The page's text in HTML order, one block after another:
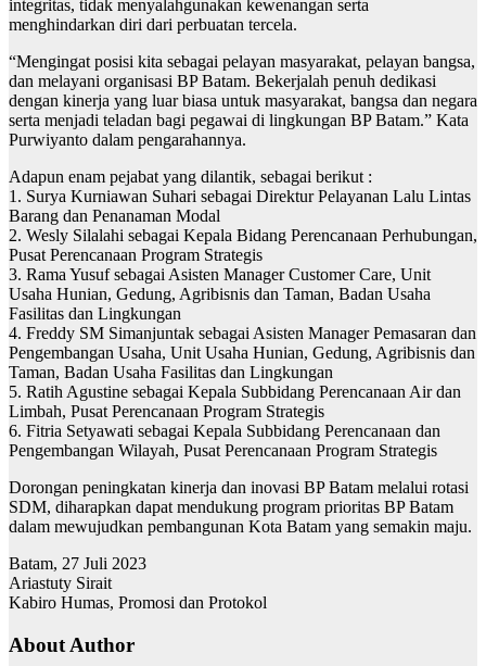
integritas, tidak menyalahgunakan kewenangan serta
menghindarkan diri dari perbuatan tercela.
“Mengingat posisi kita sebagai pelayan masyarakat, pelayan bangsa,
dan melayani organisasi BP Batam. Bekerjalah penuh dedikasi
dengan kinerja yang luar biasa untuk masyarakat, bangsa dan negara
serta menjadi teladan bagi pegawai di lingkungan BP Batam.” Kata
Purwiyanto dalam pengarahannya.
Adapun enam pejabat yang dilantik, sebagai berikut :
1. Surya Kurniawan Suhari sebagai Direktur Pelayanan Lalu Lintas
Barang dan Penanaman Modal
2. Wesly Silalahi sebagai Kepala Bidang Perencanaan Perhubungan,
Pusat Perencanaan Program Strategis
3. Rama Yusuf sebagai Asisten Manager Customer Care, Unit
Usaha Hunian, Gedung, Agribisnis dan Taman, Badan Usaha
Fasilitas dan Lingkungan
4. Freddy SM Simanjuntak sebagai Asisten Manager Pemasaran dan
Pengembangan Usaha, Unit Usaha Hunian, Gedung, Agribisnis dan
Taman, Badan Usaha Fasilitas dan Lingkungan
5. Ratih Agustine sebagai Kepala Subbidang Perencanaan Air dan
Limbah, Pusat Perencanaan Program Strategis
6. Fitria Setyawati sebagai Kepala Subbidang Perencanaan dan
Pengembangan Wilayah, Pusat Perencanaan Program Strategis
Dorongan peningkatan kinerja dan inovasi BP Batam melalui rotasi
SDM, diharapkan dapat mendukung program prioritas BP Batam
dalam mewujudkan pembangunan Kota Batam yang semakin maju.
Batam, 27 Juli 2023
Ariastuty Sirait
Kabiro Humas, Promosi dan Protokol
About Author